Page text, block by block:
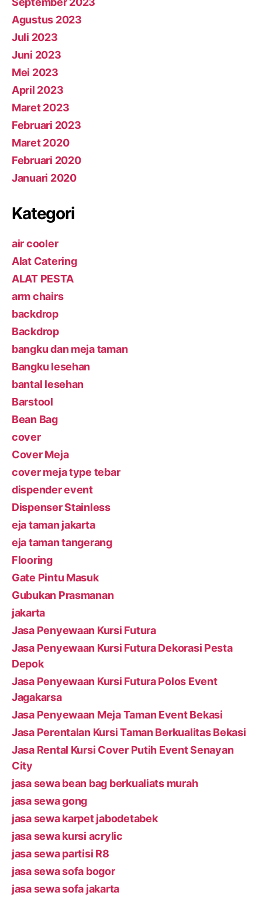
Agustus 2023
Juli 2023
Juni 2023
Mei 2023
April 2023
Maret 2023
Februari 2023
Maret 2020
Februari 2020
Januari 2020
Kategori
air cooler
Alat Catering
ALAT PESTA
arm chairs
backdrop
Backdrop
bangku dan meja taman
Bangku lesehan
bantal lesehan
Barstool
Bean Bag
cover
Cover Meja
cover meja type tebar
dispender event
Dispenser Stainless
eja taman jakarta
eja taman tangerang
Flooring
Gate Pintu Masuk
Gubukan Prasmanan
jakarta
Jasa Penyewaan Kursi Futura
Jasa Penyewaan Kursi Futura Dekorasi Pesta
Depok
Jasa Penyewaan Kursi Futura Polos Event
Jagakarsa
Jasa Penyewaan Meja Taman Event Bekasi
Jasa Perentalan Kursi Taman Berkualitas Bekasi
Jasa Rental Kursi Cover Putih Event Senayan
City
jasa sewa bean bag berkualiats murah
jasa sewa gong
jasa sewa karpet jabodetabek
jasa sewa kursi acrylic
jasa sewa partisi R8
jasa sewa sofa bogor
jasa sewa sofa jakarta